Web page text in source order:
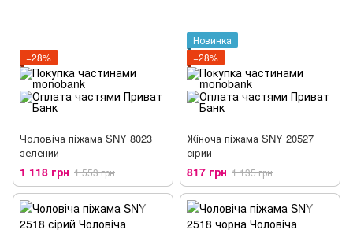
−28%
Чоловіча піжама SNY 8023
зелений
1 118 грн 1 553 грн
Новинка
−28%
Жіноча піжама SNY 20527
сірий
817 грн 1 135 грн